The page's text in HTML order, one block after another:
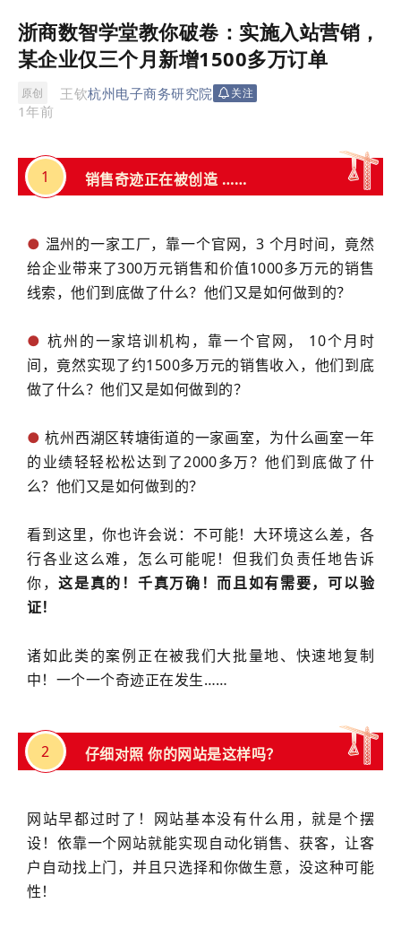
浙商数智学堂教你破卷：实施入站营销，
某企业仅三个月新增1500多万订单
原创 王钦杭州电子商务研究院 关注
1年前
1 销售奇迹正在被创造 ……
● 温州的一家工厂，靠一个官网，3 个月时间，竟然
给企业带来了300万元销售和价值1000多万元的销售
线索，他们到底做了什么？他们又是如何做到的？
● 杭州的一家培训机构，靠一个官网， 10个月时
间，竟然实现了约1500多万元的销售收入，他们到底
做了什么？他们又是如何做到的？
●杭州西湖区转塘街道的一家画室，为什么画室一年
的业绩轻轻松松达到了2000多万？他们到底做了什
么？他们又是如何做到的？
看到这里，你也许会说：不可能！大环境这么差，各
行各业这么难，怎么可能呢！但我们负责任地告诉
你，这是真的！千真万确！而且如有需要，可以验
证！
诸如此类的案例正在被我们大批量地、快速地复制
中！一个一个奇迹正在发生……
2 仔细对照 你的网站是这样吗？
网站早都过时了！ 网站基本没有什么用，就是个摆
设！依靠一个网站就能实现自动化销售、获客，让客
户自动找上门，并且只选择和你做生意，没这种可能
性！